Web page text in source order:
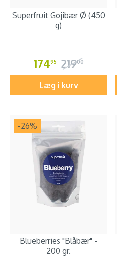
Superfruit Gojibær Ø (450
g)
17495 21900
Læg i kurv
-26%
Blueberries "Blåbær" -
200 gr.